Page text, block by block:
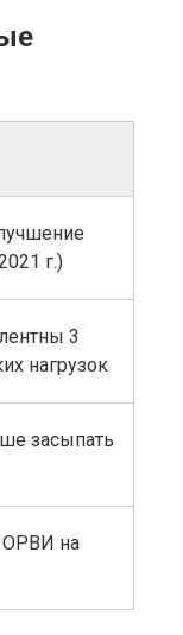
г.)
3
нагрузок
засыпать
ОРВИ на